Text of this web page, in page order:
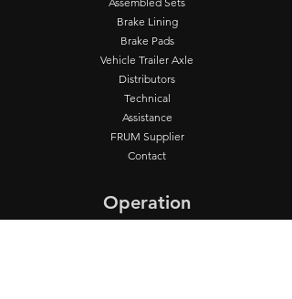
Brake Lining
Brake Pads
Vehicle Trailer Axle
Distributors
Technical
Assistance
FRUM Supplier
Contact
Operation